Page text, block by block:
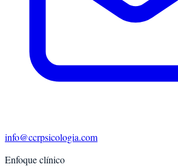
info@ccrpsicologia.com
Enfoque clínico